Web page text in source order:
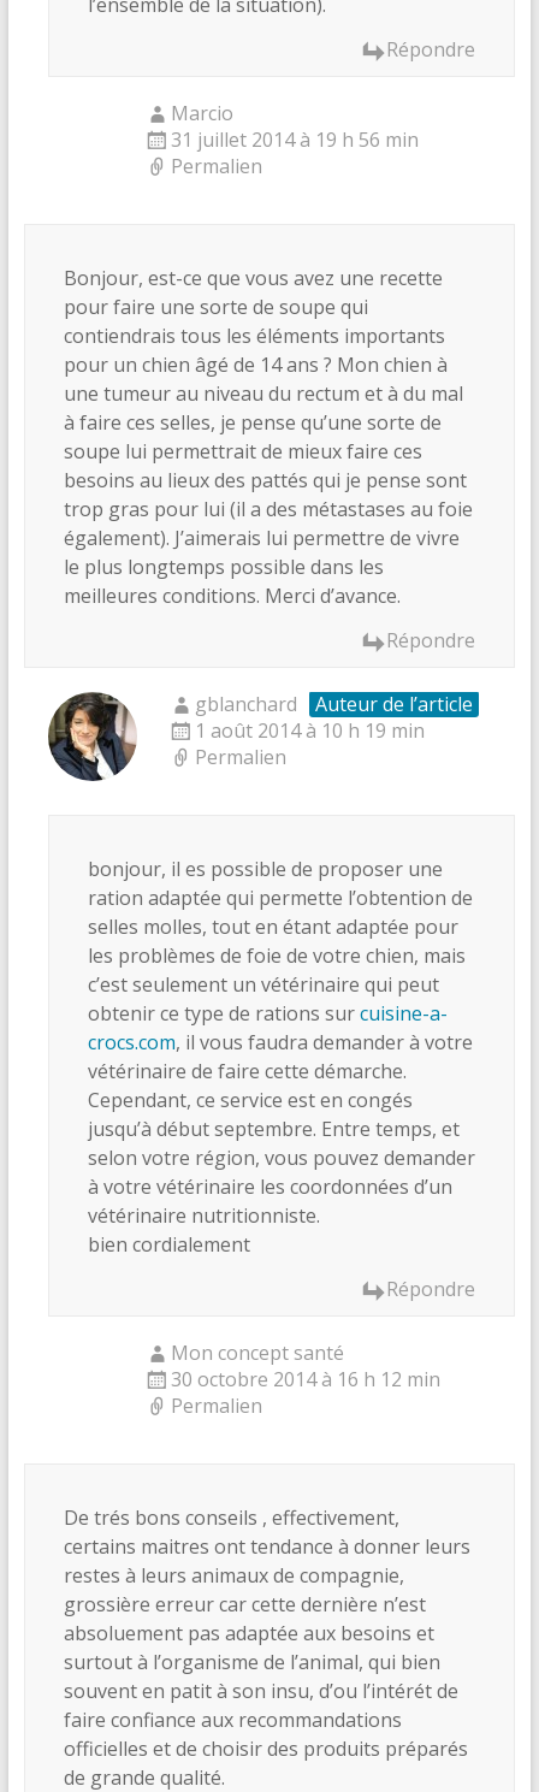
Répondre
Marcio
31 juillet 2014 à 19 h 56 min
Permalien
Bonjour, est-ce que vous avez une recette
pour faire une sorte de soupe qui
contiendrais tous les éléments importants
pour un chien âgé de 14 ans ? Mon chien à
une tumeur au niveau du rectum et à du mal
à faire ces selles, je pense qu’une sorte de
soupe lui permettrait de mieux faire ces
besoins au lieux des pattés qui je pense sont
trop gras pour lui (il a des métastases au foie
également). J’aimerais lui permettre de vivre
le plus longtemps possible dans les
meilleures conditions. Merci d’avance.
Répondre
gblanchard
Auteur de l’article
1 août 2014 à 10 h 19 min
Permalien
bonjour, il es possible de proposer une
ration adaptée qui permette l’obtention de
selles molles, tout en étant adaptée pour
les problèmes de foie de votre chien, mais
c’est seulement un vétérinaire qui peut
obtenir ce type de rations surcuisine-a-
crocs.com, il vous faudra demander à votre
vétérinaire de faire cette démarche.
Cependant, ce service est en congés
jusqu’à début septembre. Entre temps, et
selon votre région, vous pouvez demander
à votre vétérinaire les coordonnées d’un
vétérinaire nutritionniste.
bien cordialement
Répondre
Mon concept santé
30 octobre 2014 à 16 h 12 min
Permalien
De trés bons conseils , effectivement,
certains maitres ont tendance à donner leurs
restes à leurs animaux de compagnie,
grossière erreur car cette dernière n’est
absoluement pas adaptée aux besoins et
surtout à l’organisme de l’animal, qui bien
souvent en patit à son insu, d’ou l’intérét de
faire confiance aux recommandations
officielles et de choisir des produits préparés
de grande qualité.